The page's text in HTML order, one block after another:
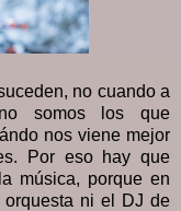
no cuando a
somos los que
nos viene mejor
Por eso hay que
música, porque en
orquesta ni el DJ de